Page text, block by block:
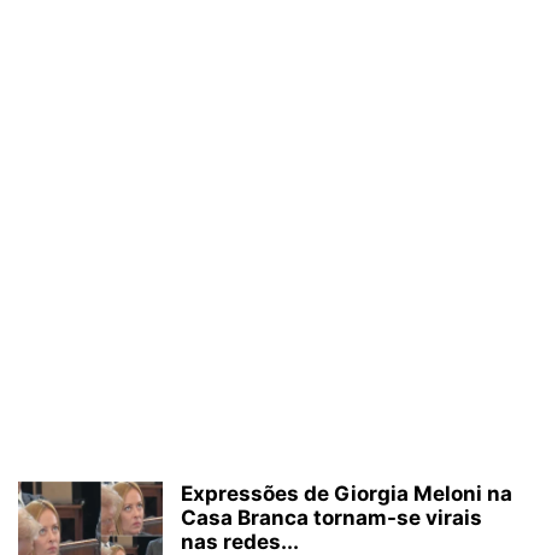
Expressões de Giorgia Meloni na
Casa Branca tornam-se virais
nas redes...